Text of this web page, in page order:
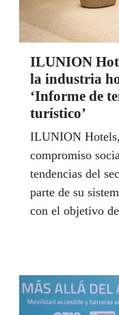
ILUNION
la industria
‘Informe de
turístico’
ILUNION
compromiso
tendencias del
parte de su
con el objetivo